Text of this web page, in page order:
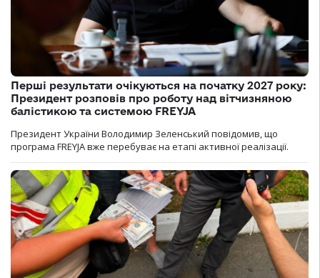
Перші результати очікуються на початку 2027 року:
Президент розповів про роботу над вітчизняною
балістикою та системою FREYJA
Президент України Володимир Зеленський повідомив, що
програма FREYJA вже перебуває на етапі активної реалізації.